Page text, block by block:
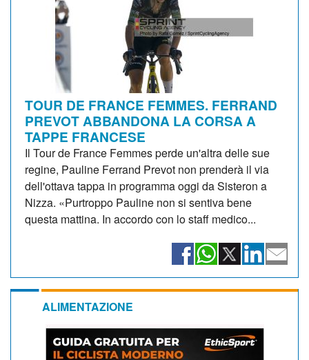
TOUR DE FRANCE FEMMES. FERRAND
PREVOT ABBANDONA LA CORSA A
TAPPE FRANCESE
Il Tour de France Femmes perde un'altra delle sue
regine, Pauline Ferrand Prevot non prenderà il via
dell'ottava tappa in programma oggi da Sisteron a
Nizza. «Purtroppo Pauline non si sentiva bene
questa mattina. In accordo con lo staff medico...
ALIMENTAZIONE